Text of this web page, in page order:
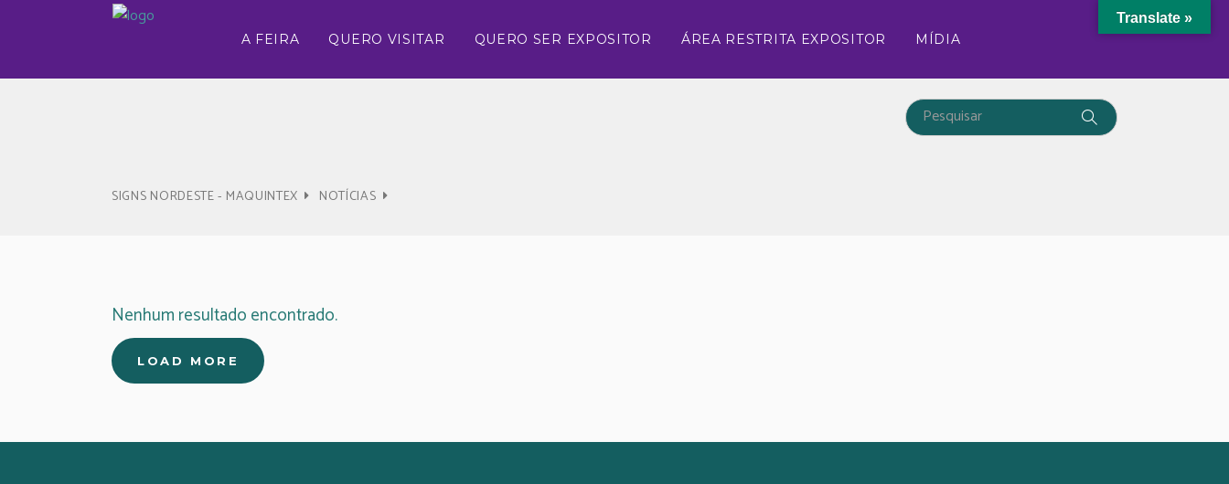
A FEIRA QUERO VISITAR QUERO SER EXPOSITOR ÁREA RESTRITA EXPOSITOR MÍDIA
SIGNS NORDESTE - MAQUINTEX NOTÍCIAS
Nenhum resultado encontrado.
LOAD MORE
Translate »